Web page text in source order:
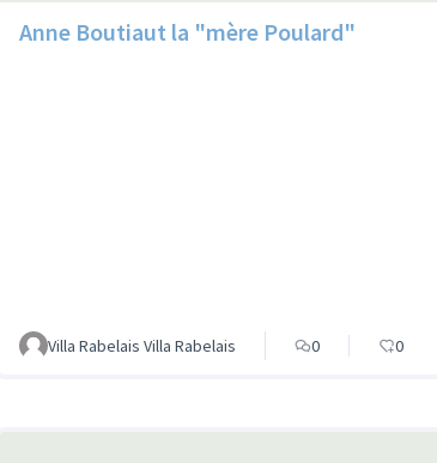
Anne Boutiaut la "mère Poulard"
Villa Rabelais Villa Rabelais 0 0